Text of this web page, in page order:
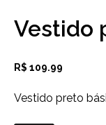
Vestido
R$ 109.99
Vestido preto